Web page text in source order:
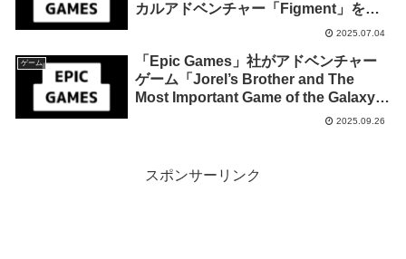
カルアドベンチャー「Figment」を来
週2025年7月10日までの期間限定で無
2025.07.04
ゲーム
「Epic Games」社がアドベンチャー
ゲーム「Jorel’s Brother and The
Most Important Game of the Galaxy」
及びアクションRPG「イースタン・エ
2025.09.26
スポンサーリンク